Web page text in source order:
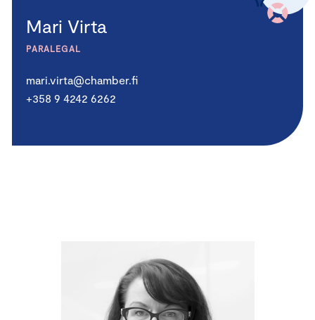
Mari Virta
PARALEGAL
mari.virta@chamber.fi
+358 9 4242 6262